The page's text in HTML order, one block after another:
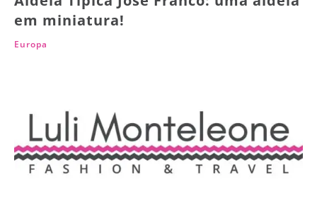
em miniatura!
Europa